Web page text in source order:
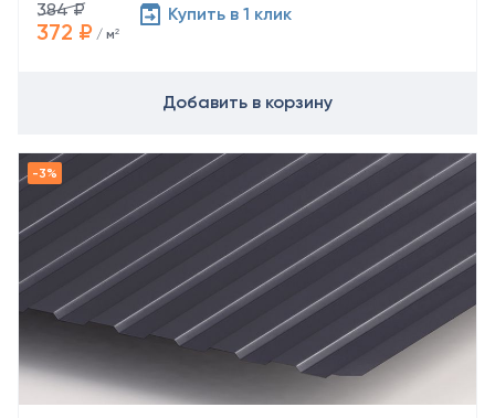
384 ₽
372 ₽ / м²
Купить в 1 клик
Добавить в корзину